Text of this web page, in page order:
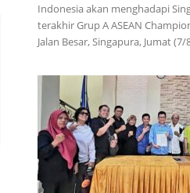
Indonesia akan menghadapi
terakhir Grup A ASEAN
Jalan Besar, Singapura, Jumat